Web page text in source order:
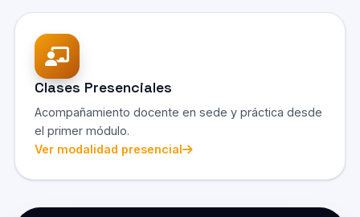
Clases Presenciales
Acompañamiento docente en sede y práctica desde
el primer módulo.
Ver modalidad presencial